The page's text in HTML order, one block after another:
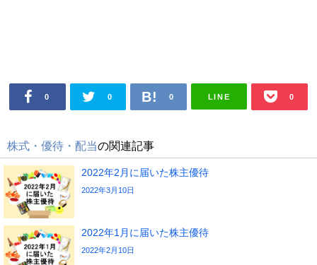
0 0 0 LINE 0
株式・優待・配当の関連記事
2022年2月に届いた株主優待
2022年3月10日
2022年1月に届いた株主優待
2022年2月10日